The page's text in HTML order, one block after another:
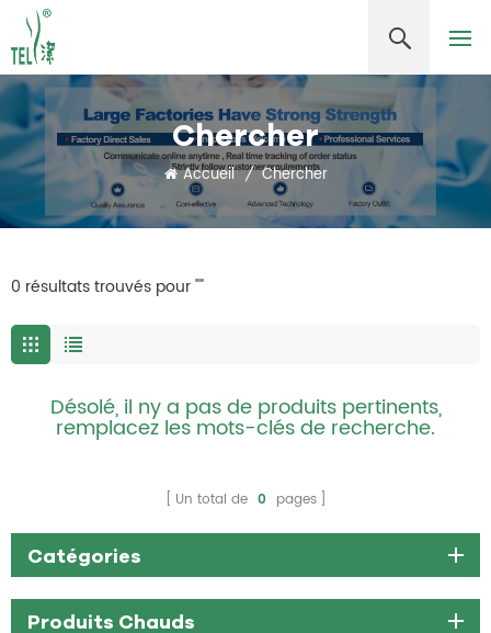
Chercher
Accueil / Chercher
0 résultats trouvés pour ""
Désolé, il ny a pas de produits pertinents,
remplacez les mots-clés de recherche.
Un total de 0 pages
Catégories
Produits Chauds